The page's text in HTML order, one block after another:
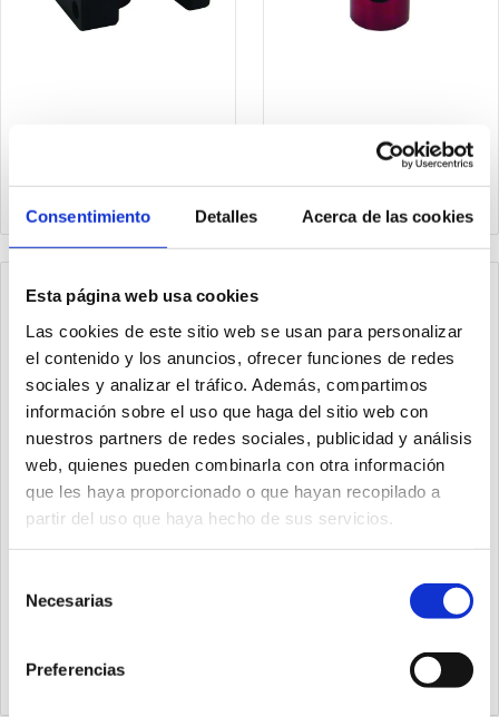
Consentimiento Detalles Acerca de las cookies
Esta página web usa cookies
Las cookies de este sitio web se usan para personalizar
el contenido y los anuncios, ofrecer funciones de redes
sociales y analizar el tráfico. Además, compartimos
información sobre el uso que haga del sitio web con
nuestros partners de redes sociales, publicidad y análisis
web, quienes pueden combinarla con otra información
que les haya proporcionado o que hayan recopilado a
partir del uso que haya hecho de sus servicios.
Necesarias
Preferencias
cilindros ISO 15552 Ø32
Blocavástago sin soporte
para cilindros ISO 15552
cilindros ISO 15552 Ø40
Blocavástago para
cilindros ISO 15552 Ø50